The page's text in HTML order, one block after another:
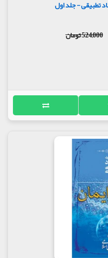
تطبیقی - جلد اول
524,000 تومان